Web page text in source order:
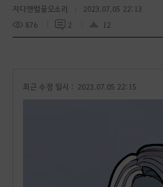
자다깬벌꿀오소리
2023.07.05 22:13
876
2 12
최근 수정 일시 : 2023.07.05 22:15